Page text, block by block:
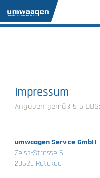
Impressum
Angaben gemäß § 5 DDG:
umwaagen Service GmbH
Zeiss-Strasse 6
23626 Ratekau